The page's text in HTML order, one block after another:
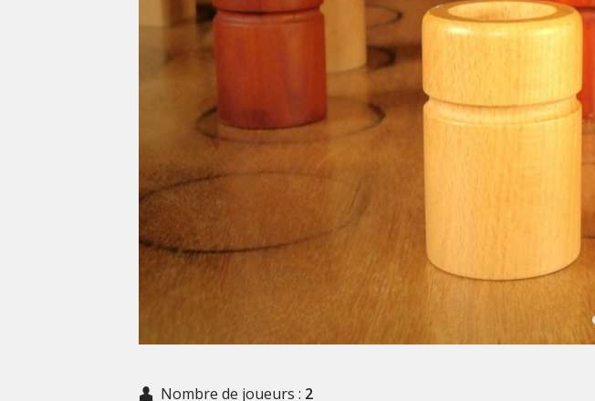
Nombre de joueurs : 2